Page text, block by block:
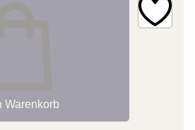
Warenkorb